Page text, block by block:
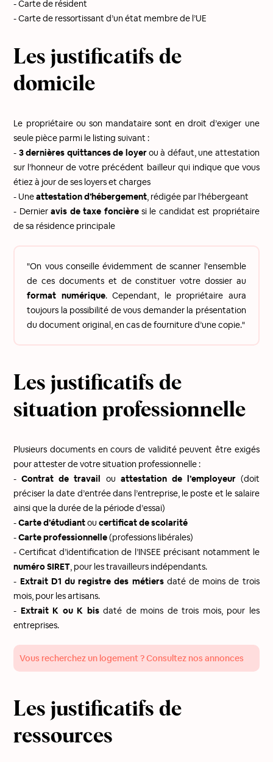
- Carte de résident
- Carte de ressortissant d’un état membre de l’UE
Les justificatifs de
domicile
Le propriétaire ou son mandataire sont en droit d’exiger une
seule pièce parmi le listing suivant :
- 3 dernières quittances de loyerou à défaut, une attestation
sur l’honneur de votre précédent bailleur qui indique que vous
étiez à jour de ses loyers et charges
- Uneattestation d’hébergement, rédigée par l’hébergeant
- Dernieravis de taxe foncièresi le candidat est propriétaire
de sa résidence principale
"On vous conseille évidemment de scanner l'ensemble
de ces documents et de constituer votre dossier au
format numérique. Cependant, le propriétaire aura
toujours la possibilité de vous demander la présentation
du document original, en cas de fourniture d’une copie."
Les justificatifs de
situation professionnelle
Plusieurs documents en cours de validité peuvent être exigés
pour attester de votre situation professionnelle :
-Contrat de travail ou attestation de l’employeur(doit
préciser la date d’entrée dans l’entreprise, le poste et le salaire
ainsi que la durée de la période d’essai)
-Carte d’étudiantoucertificat de scolarité
-Carte professionnelle(professions libérales)
- Certificat d’identification de l’INSEE précisant notamment le
numéro SIRET, pour les travailleurs indépendants.
- Extrait D1 du registre des métiersdaté de moins de trois
mois, pour les artisans.
- Extrait K ou K bisdaté de moins de trois mois, pour les
entreprises.
Vous recherchez un logement ? Consultez nos annonces
Les justificatifs de
ressources